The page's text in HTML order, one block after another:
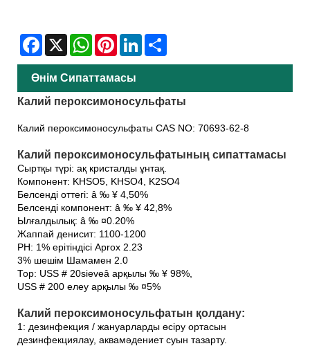
Facebook
X WhatsAppPinterestLinkedIn
Өнім Сипаттамасы
Калий пероксимоносульфаты
Калий пероксимоносульфаты CAS NO: 70693-62-8
Калий пероксимоносульфатының сипаттамасы
Сыртқы түрі: ақ кристалды ұнтақ.
Компонент: KHSO5, KHSO4, K2SO4
Белсенді оттегі: â ‰ ¥ 4,50%
Белсенді компонент: â ‰ ¥ 42,8%
Ылғалдылық: â ‰ ¤0.20%
Жаппай денисит: 1100-1200
PH: 1% ерітіндісі Aprox 2.23
3% шешім Шамамен 2.0
Тор: USS # 20sieveâ арқылы ‰ ¥ 98%,
USS # 200 елеу арқылы ‰ ¤5%
Калий пероксимоносульфатын қолдану:
1: дезинфекция / жануарларды өсіру ортасын
дезинфекциялау, аквамәдениет суын тазарту.